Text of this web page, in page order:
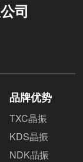
司
品牌优势
TXC晶振
KDS晶振
NDK晶振